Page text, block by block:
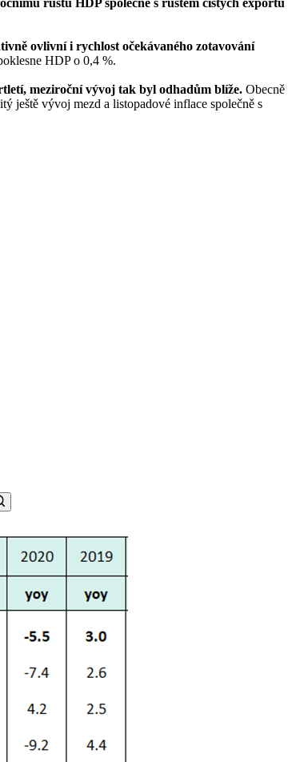
ovlivní i rychlost očekávaného zotavování
HDP o 0,4 %.
meziroční vývoj tak byl odhadům blíže. Obecně
ještě vývoj mezd a listopadové inflace společně s